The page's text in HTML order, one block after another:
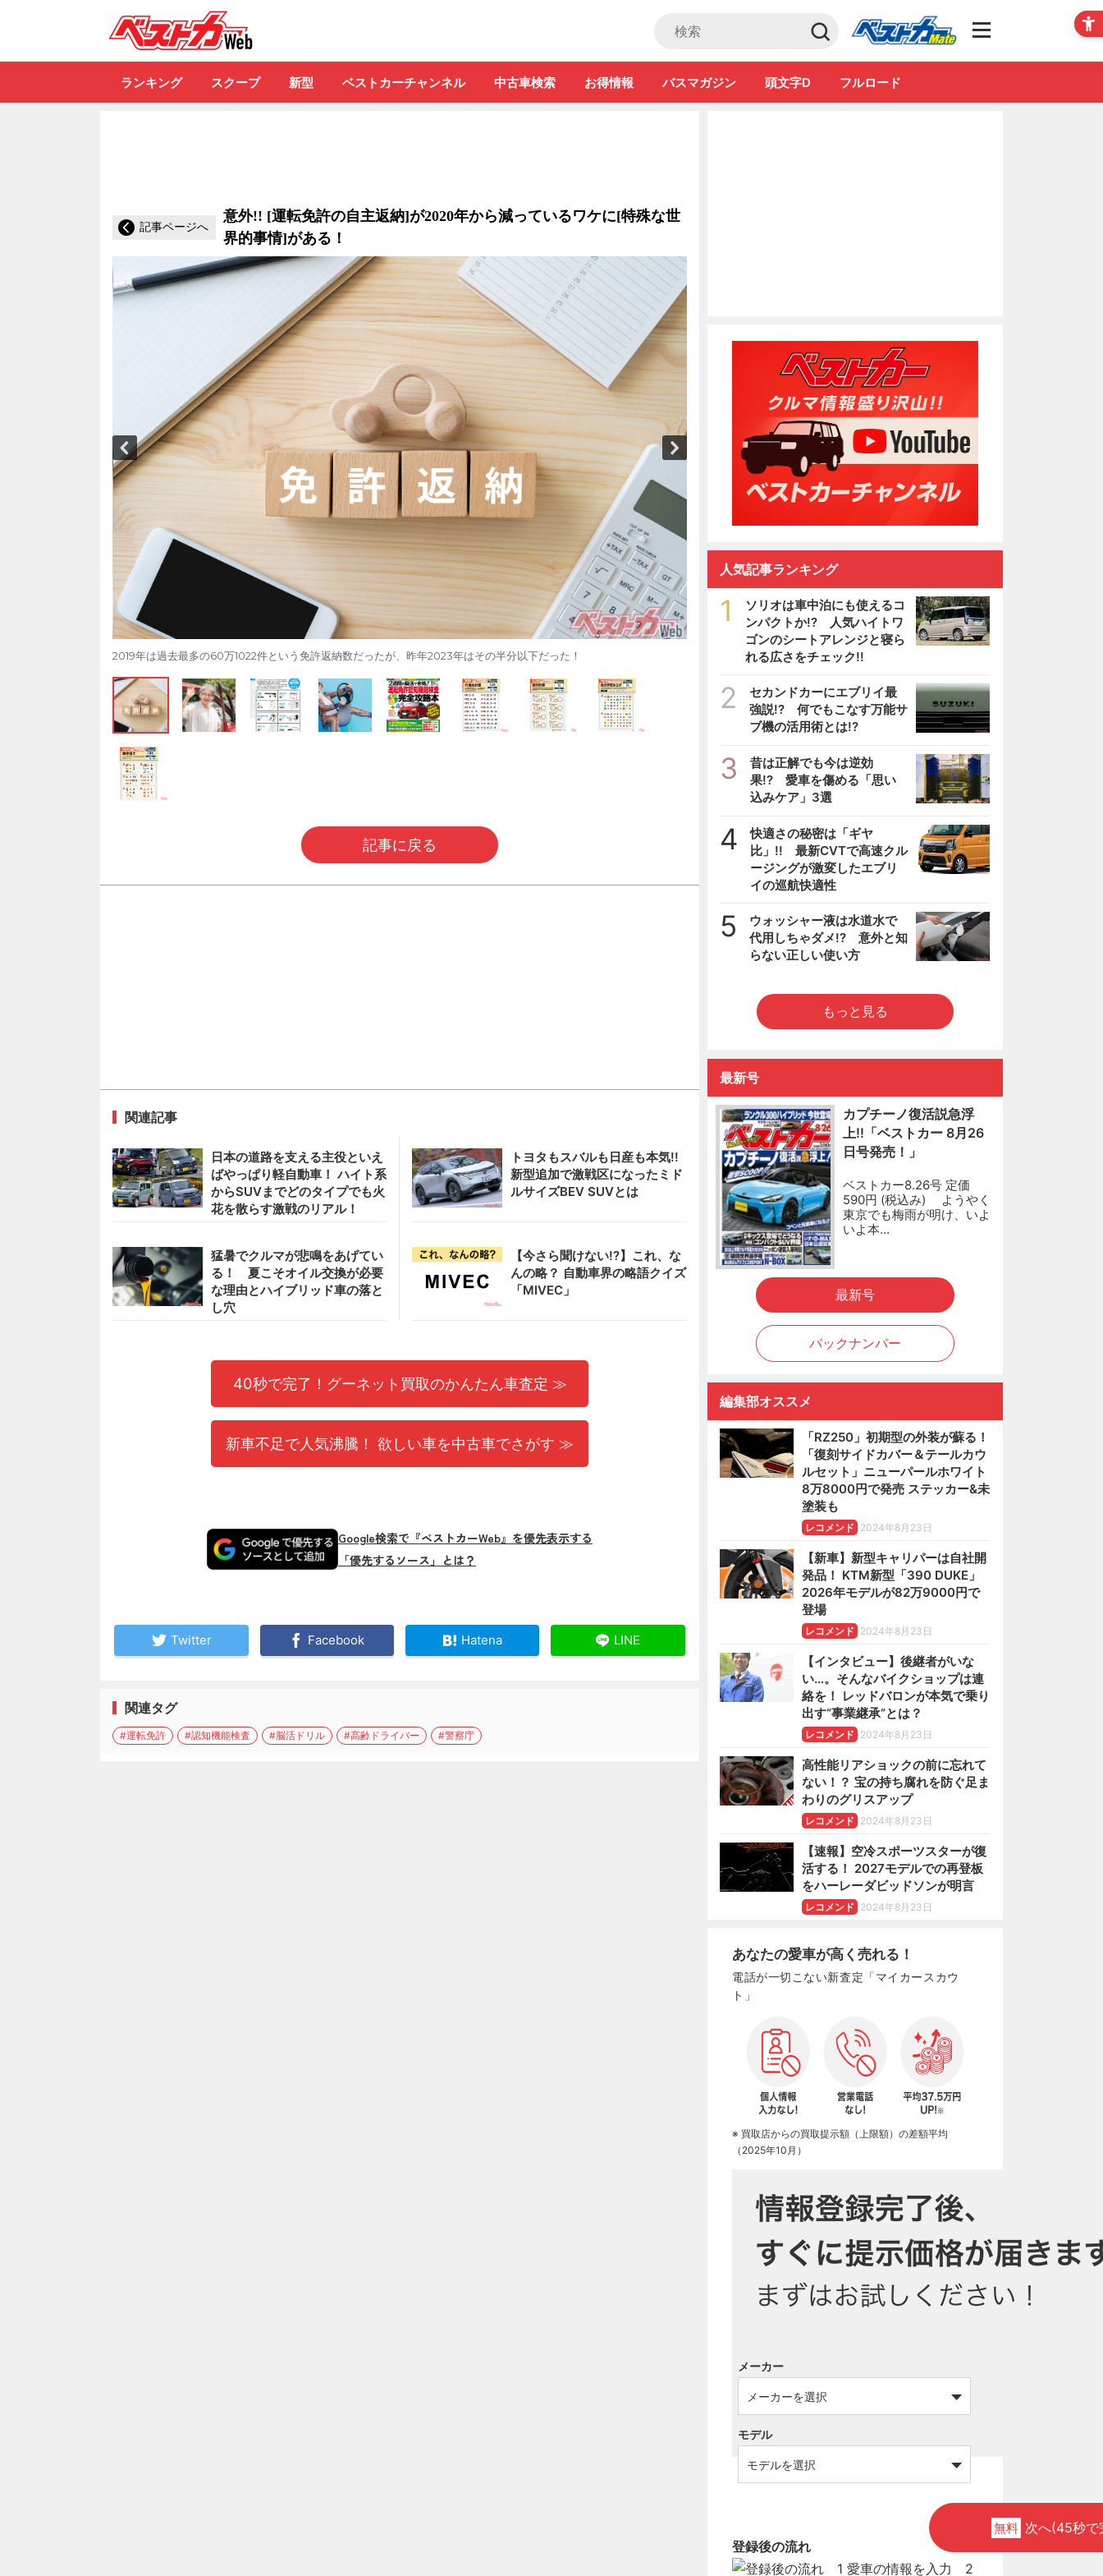
Club
ランキング スクープ 新型 ベストカーチャンネル 中古車検索 お得情報 バスマガジン 頭文字D フルロード
記事ページへ
意外!! [運転免許の自主返納]が2020年から減っているワケに[特殊な世
界的事情]がある！
2019年は過去最多の60万1022件という免許返納数だったが、昨年2023年はその半分以下だった！
記事に戻る
関連記事
日本の道路を支える主役といえ
ばやっぱり軽自動車！ ハイト系
からSUVまでどのタイプでも火
花を散らす激戦のリアル！
トヨタもスバルも日産も本気!!
新型追加で激戦区になったミド
ルサイズBEV SUVとは
猛暑でクルマが悲鳴をあげてい
る！ 夏こそオイル交換が必要
な理由とハイブリッド車の落と
し穴
【今さら聞けない!?】これ、な
んの略？ 自動車界の略語クイズ
「MIVEC」
40秒で完了！グーネット買取のかんたん車査定 ≫
新車不足で人気沸騰！ 欲しい車を中古車でさがす ≫
Google検索で『ベストカーWeb』を優先表示する
「優先するソース」とは？
Twitter Facebook Hatena LINE
関連タグ
#運転免許 #認知機能検査 #脳活ドリル #高齢ドライバー #警察庁
人気記事ランキング
1
ソリオは車中泊にも使えるコ
ンパクトか!? 人気ハイトワ
ゴンのシートアレンジと寝ら
れる広さをチェック!!
2
セカンドカーにエブリイ最
強説!? 何でもこなす万能サ
ブ機の活用術とは!?
3
昔は正解でも今は逆効
果!? 愛車を傷める「思い
込みケア」3選
4
快適さの秘密は「ギヤ
比」!! 最新CVTで高速クル
ージングが激変したエブリ
イの巡航快適性
5
ウォッシャー液は水道水で
代用しちゃダメ!? 意外と知
らない正しい使い方
もっと見る
最新号
カプチーノ復活説急浮
上!!「ベストカー 8月26
日号発売！」
ベストカー8.26号 定価
590円 (税込み) ようやく
東京でも梅雨が明け、いよ
いよ本…
最新号
バックナンバー
編集部オススメ
「RZ250」初期型の外装が蘇る！
「復刻サイドカバー＆テールカウ
ルセット」ニューパールホワイト
8万8000円で発売 ステッカー&未
塗装も
レコメンド 2024年8月23日
【新車】新型キャリパーは自社開
発品！ KTM新型「390 DUKE」
2026年モデルが82万9000円で
登場
レコメンド 2024年8月23日
【インタビュー】後継者がいな
い…。そんなバイクショップは連
絡を！ レッドバロンが本気で乗り
出す“事業継承”とは？
レコメンド 2024年8月23日
高性能リアショックの前に忘れて
ない！？ 宝の持ち腐れを防ぐ足ま
わりのグリスアップ
レコメンド 2024年8月23日
【速報】空冷スポーツスターが復
活する！ 2027モデルでの再登板
をハーレーダビッドソンが明言
レコメンド 2024年8月23日
あなたの愛車が高く売れる！
電話が一切こない新査定「マイカースカウ
ト」
※ 買取店からの買取提示額（上限額）の差額平均
（2025年10月）
メーカー
モデル
無料 次へ(45秒で
登録後の流れ